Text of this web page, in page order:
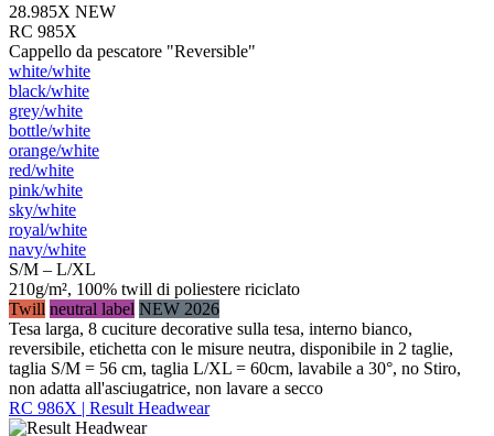
28.985X NEW
RC 985X
Cappello da pescatore "Reversible"
white/​white
black/​white
grey/​white
bottle/​white
orange/​white
red/​white
pink/​white
sky/​white
royal/​white
navy/​white
S/M – L/XL
210g/m², 100% twill di poliestere riciclato
Twill neutral label NEW 2026
Tesa larga, 8 cuciture decorative sulla tesa, interno bianco,
reversibile, etichetta con le misure neutra, disponibile in 2 taglie,
taglia S/M = 56 cm, taglia L/XL = 60cm, lavabile a 30°, no Stiro,
non adatta all'asciugatrice, non lavare a secco
RC 986X | Result Headwear